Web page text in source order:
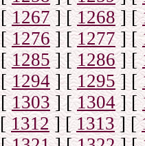
[1267] [1268] [
[1276] [1277] [
[1285] [1286] [
[1294 ] [1295] [
[1303] [1304] [
[1312] [1313] [